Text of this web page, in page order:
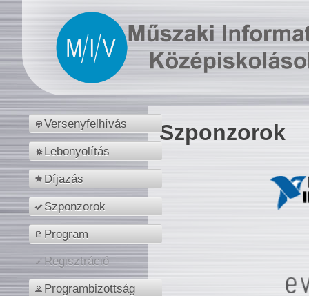
Versenyfelhívás
Lebonyolítás
Díjazás
Szponzorok
Program
Regisztráció
Programbizottság
Szponzorok